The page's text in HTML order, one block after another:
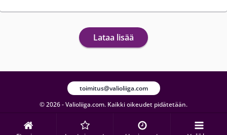
Lataa lisää
© 2026 - Valioliiga.com. Kaikki oikeudet pidätetään.
toimitus@valioliiga.com